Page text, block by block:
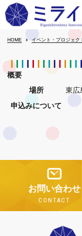
HOME イベント・プロジェク
概要
場所
東
申込みについて
お問い合わせ
CONTACT